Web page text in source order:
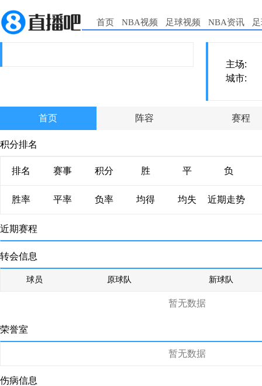
首页 NBA视频 足球视频 NBA资讯
主场:
城市:
首页 阵容 赛程
积分排名
排名 赛事 积分 胜 平 负
胜率 平率 负率 均得 均失 近期走势
近期赛程
转会信息
球员 原球队 新球队
暂无数据
荣誉室
暂无数据
伤病信息